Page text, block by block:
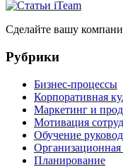
Сделайте вашу
Рубрики
Бизнес-процессы
Корпоративная
Маркетинг и
Мотивация
Обучение
Организационная
Планирование